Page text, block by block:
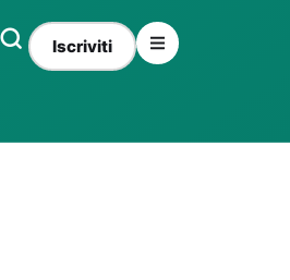
Iscriviti